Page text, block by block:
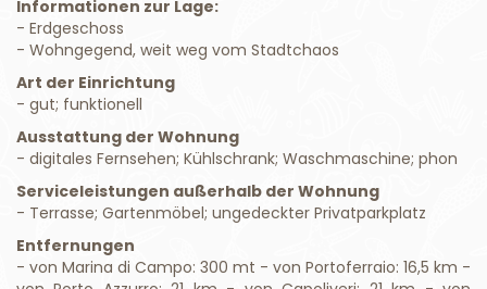
Informationen zur Lage:
- Erdgeschoss
- Wohngegend, weit weg vom Stadtchaos
Art der Einrichtung
- gut; funktionell
Ausstattung der Wohnung
- digitales Fernsehen; Kühlschrank; Waschmaschine; phon
Serviceleistungen außerhalb der Wohnung
- Terrasse; Gartenmöbel; ungedeckter Privatparkplatz
Entfernungen
- von Marina di Campo: 300 mt - von Portoferraio: 16,5 km -